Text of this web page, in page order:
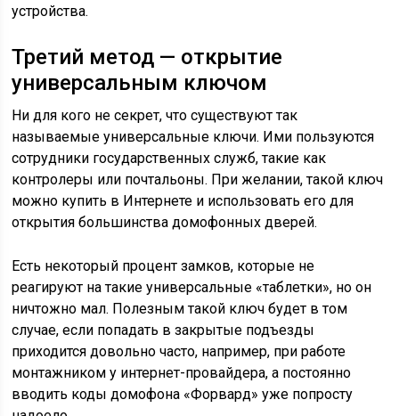
устройства.
Третий метод — открытие
универсальным ключом
Ни для кого не секрет, что существуют так
называемые универсальные ключи. Ими пользуются
сотрудники государственных служб, такие как
контролеры или почтальоны. При желании, такой ключ
можно купить в Интернете и использовать его для
открытия большинства домофонных дверей.
Есть некоторый процент замков, которые не
реагируют на такие универсальные «таблетки», но он
ничтожно мал. Полезным такой ключ будет в том
случае, если попадать в закрытые подъезды
приходится довольно часто, например, при работе
монтажником у интернет-провайдера, а постоянно
вводить коды домофона «Форвард» уже попросту